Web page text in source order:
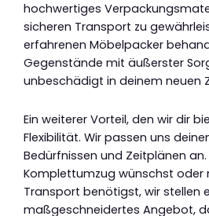
hochwertiges
sicheren Transport zu
erfahrenen Möbelpacker
Gegenstände mit äußerster
unbeschädigt in deinem neuen
Ein weiterer Vorteil, den wir dir
Flexibilität. Wir passen uns
Bedürfnissen und Zeitplänen
Komplettumzug wünschst oder
Transport benötigst, wir stellen
maßgeschneidertes Angebot,